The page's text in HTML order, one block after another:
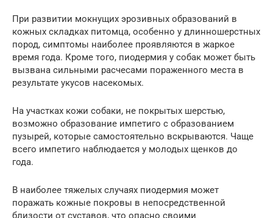
При развитии мокнущих эрозивных образований в
кожных складках питомца, особенно у длинношерстных
пород, симптомы наиболее проявляются в жаркое
время года. Кроме того, пиодермия у собак может быть
вызвана сильными расчесами пораженного места в
результате укусов насекомых.
На участках кожи собаки, не покрытых шерстью,
возможно образование импетиго с образованием
пузырей, которые самостоятельно вскрываются. Чаще
всего импетиго наблюдается у молодых щенков до
года.
В наиболее тяжелых случаях пиодермия может
поражать кожные покровы в непосредственной
близости от суставов, что опасно своими